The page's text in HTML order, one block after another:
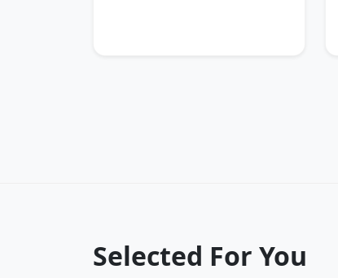
Selected For You